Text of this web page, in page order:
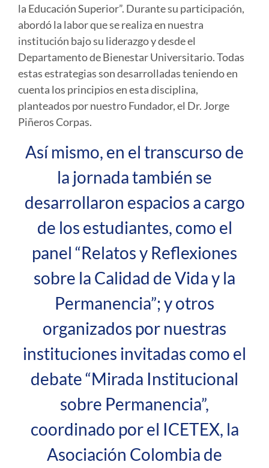
la Educación Superior”. Durante su participación,
abordó la labor que se realiza en nuestra
institución bajo su liderazgo y desde el
Departamento de Bienestar Universitario. Todas
estas estrategias son desarrolladas teniendo en
cuenta los principios en esta disciplina,
planteados por nuestro Fundador, el Dr. Jorge
Piñeros Corpas.
Así mismo, en el transcurso de
la jornada también se
desarrollaron espacios a cargo
de los estudiantes, como el
panel “Relatos y Reflexiones
sobre la Calidad de Vida y la
Permanencia”; y otros
organizados por nuestras
instituciones invitadas como el
debate “Mirada Institucional
sobre Permanencia”,
coordinado por el ICETEX, la
Asociación Colombia de